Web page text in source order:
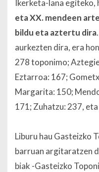
Ikerketa-lana egiteko,
eta XX. mendeen
bildu eta aztertu dira
aurkezten dira, era
278 toponimo;
Eztarroa: 167;
Margarita: 150;
171; Zuhatzu: 237,
Liburu hau Gasteizko
barruan argitaratzen
biak -Gasteizko